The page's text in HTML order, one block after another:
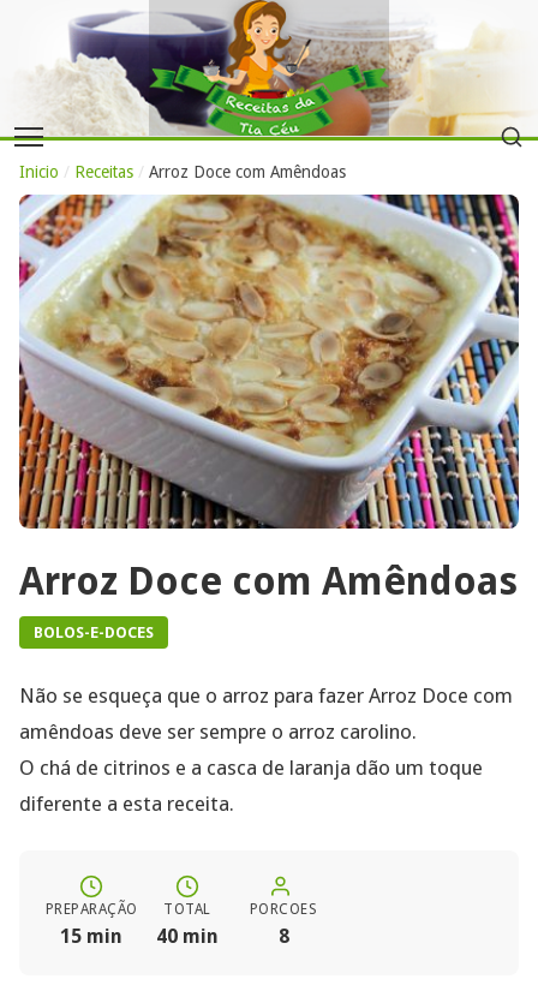
Inicio / Receitas / Arroz Doce com Amêndoas
Arroz Doce com Amêndoas
BOLOS-E-DOCES
Não se esqueça que o arroz para fazer Arroz Doce com
amêndoas deve ser sempre o arroz carolino.
O chá de citrinos e a casca de laranja dão um toque
diferente a esta receita.
PREPARAÇÃO
15 min
TOTAL
40 min
PORCOES
8